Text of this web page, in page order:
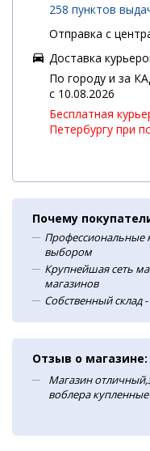
258 пунктов
Отправка с
Доставка
По городу и за
c 10.08.2026
Бесплатная
Петербургу при
Почему
Профессиональные
выбором
Крупнейшая сеть
магазинов
Собственный склад
Отзыв о магазине:
Магазин
воблера